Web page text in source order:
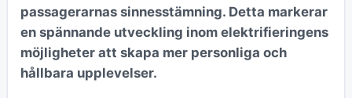
passagerarnas sinnesstämning. Detta markerar
en spännande utveckling inom elektrifieringens
möjligheter att skapa mer personliga och
hållbara upplevelser.